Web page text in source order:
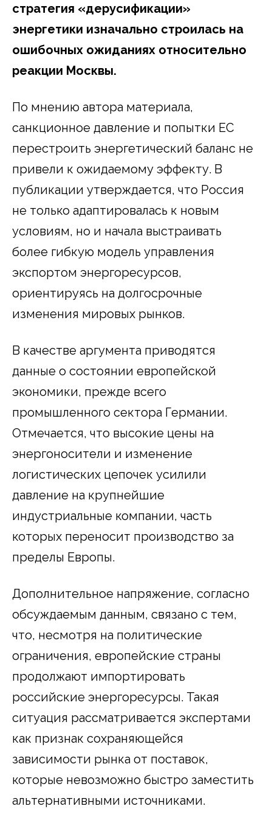
стратегия «дерусификации»
энергетики изначально строилась на
ошибочных ожиданиях относительно
реакции Москвы.
По мнению автора материала,
санкционное давление и попытки ЕС
перестроить энергетический баланс не
привели к ожидаемому эффекту. В
публикации утверждается, что Россия
не только адаптировалась к новым
условиям, но и начала выстраивать
более гибкую модель управления
экспортом энергоресурсов,
ориентируясь на долгосрочные
изменения мировых рынков.
В качестве аргумента приводятся
данные о состоянии европейской
экономики, прежде всего
промышленного сектора Германии.
Отмечается, что высокие цены на
энергоносители и изменение
логистических цепочек усилили
давление на крупнейшие
индустриальные компании, часть
которых переносит производство за
пределы Европы.
Дополнительное напряжение, согласно
обсуждаемым данным, связано с тем,
что, несмотря на политические
ограничения, европейские страны
продолжают импортировать
российские энергоресурсы. Такая
ситуация рассматривается экспертами
как признак сохраняющейся
зависимости рынка от поставок,
которые невозможно быстро заместить
альтернативными источниками.